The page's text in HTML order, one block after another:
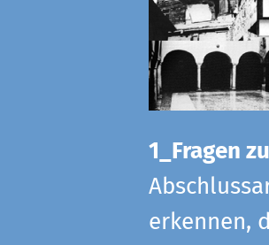
1_Fragen
erkennen,